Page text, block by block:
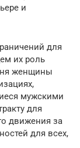
и
для
их роль
женщины
мужскими
для
движения за
для всех,